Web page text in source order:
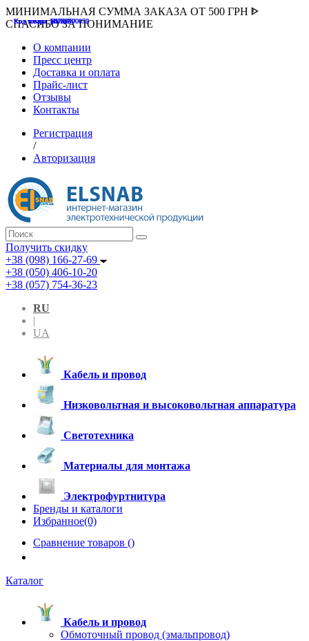
МИНИМАЛЬНАЯ СУММА ЗАКАЗА ОТ 500 ГРН ᐈ
СПАСИБО ЗА ПОНИМАНИЕ
О компании
Пресс центр
Доставка и оплата
Прайс-лист
Отзывы
Контакты
Регистрация
/
Авторизация
Получить скидку
+38 (098) 166-27-69
+38 (050) 406-10-20
+38 (057) 754-36-23
RU
|
UA
Кабель и провод
Низковольтная и высоковольтная аппаратура
Светотехника
Материалы для монтажа
Электрофуртнитура
Бренды и каталоги
Избранное(0)
Сравнение товаров ()
Каталог
Кабель и провод
Обмоточный провод (эмальпровод)
Код товара :507000
Код товара :HUK-K00058
Код товара :Т075177
Код товара :pnsv12
Код товара :HUK-K00072